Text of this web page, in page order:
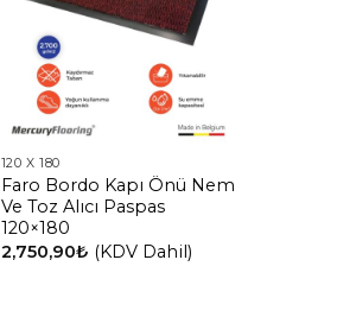
120 X 180
Faro Bordo Kapı Önü Nem
Ve Toz Alıcı Paspas
120×180
2,750,90₺ (KDV Dahil)